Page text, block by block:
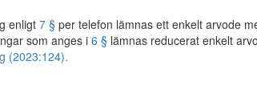
enligt 7 § per telefon lämnas ett enkelt arvode
som anges i 6 § lämnas reducerat enkelt
(2023:124).